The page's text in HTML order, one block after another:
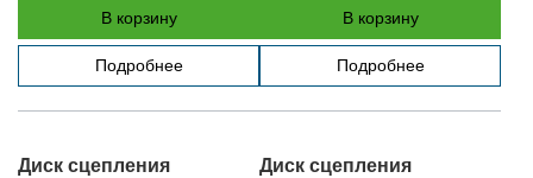
В корзину
Подробнее
В корзину
Подробнее
Диск сцепления
Диск сцепления